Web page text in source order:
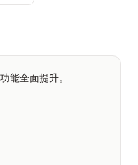
能全面提升。